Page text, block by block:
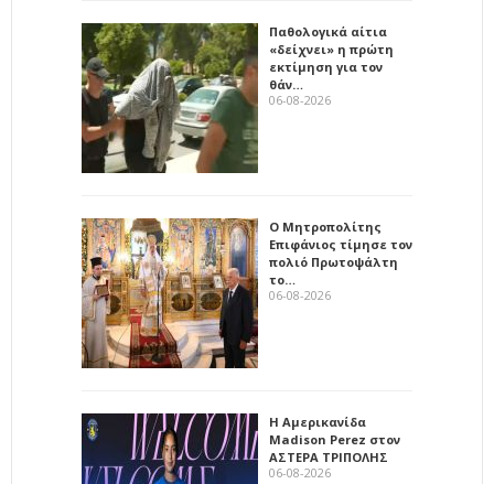
Παθολογικά αίτια
«δείχνει» η πρώτη
εκτίμηση για τον
θάν…
06-08-2026
Ο Μητροπολίτης
Επιφάνιος τίμησε τον
πολιό Πρωτοψάλτη
το…
06-08-2026
Η Αμερικανίδα
Madison Perez στον
ΑΣΤΕΡΑ ΤΡΙΠΟΛΗΣ
06-08-2026